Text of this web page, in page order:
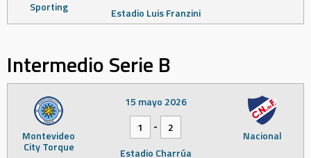
Sporting
Estadio Luis Franzini
Intermedio Serie B
Montevideo
City Torque
Nacional
15 mayo 2026
1
-
2
Estadio Charrúa